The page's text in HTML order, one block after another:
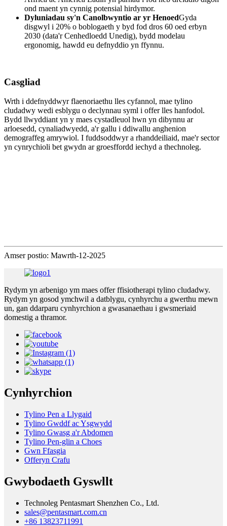
ond maent yn cynnig potensial hirdymor.
Dyluniadau sy'n Canolbwyntio ar yr HenoedGyda
disgwyl i 20% o boblogaeth y byd fod dros 60 oed erbyn
2030 (data'r Cenhedloedd Unedig), bydd modelau
ergonomig, hawdd eu defnyddio yn ffynnu.
Casgliad
Wrth i ddefnyddwyr flaenoriaethu lles cyfannol, mae tylino
cludadwy wedi esblygu o declynnau syml i offer lles hanfodol.
Bydd llwyddiant yn y maes cystadleuol hwn yn dibynnu ar
arloesedd, cynaliadwyedd, a'r gallu i ddiwallu anghenion
demograffeg amrywiol. I fuddsoddwyr a rhanddeiliaid, mae'r sector
yn cynrychioli bet gwydn ar groesffordd iechyd a thechnoleg.
Amser postio: Mawrth-12-2025
Rydym yn arbenigo ym maes offer ffisiotherapi tylino cludadwy.
Rydym yn gosod ymchwil a datblygu, cynhyrchu a gwerthu mewn
un, gan ddarparu cynhyrchion a gwasanaethau i gwsmeriaid
domestig a thramor.
Cynhyrchion
Tylino Pen a Llygaid
Tylino Gwddf ac Ysgwydd
Tylino Gwasg a'r Abdomen
Tylino Pen-glin a Choes
Gwn Ffasgia
Offeryn Crafu
Gwybodaeth Gyswllt
Technoleg Pentasmart Shenzhen Co., Ltd.
sales@pentasmart.com.cn
+86 13823711991